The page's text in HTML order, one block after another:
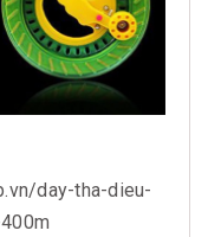
day-tha-dieu-